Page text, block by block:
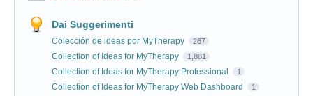
Dai Suggerimenti
Colección de ideas por MyTherapy 267
Collection of Ideas for MyTherapy 1,881
Collection of Ideas for MyTherapy Professional 1
Collection of Ideas for MyTherapy Web Dashboard 1